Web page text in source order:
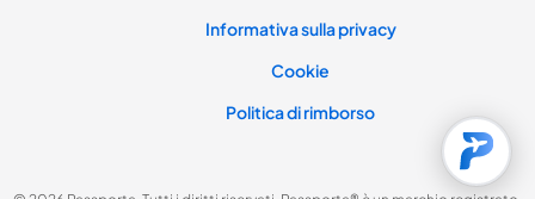
Informativa sulla privacy
Cookie
Politica di rimborso